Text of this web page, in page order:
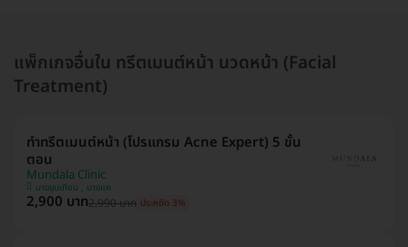
แพ็กเกจอื่นใน ทรีตเมนต์หน้า นวดหน้า (Facial
Treatment)
ทำทรีตเมนต์หน้า (โปรแกรม Acne Expert) 5 ขั้น
ตอน
Mundala Clinic
บางขุนเทียน , บางแค
2,900 บาท2,990 บาท ประหยัด 3%